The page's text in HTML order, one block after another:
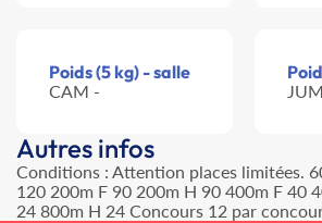
Poids (5 kg) - salle
CAM -
Autres infos
Conditions : Attention places limitées.
120 200m F 90 200m H 90 400m F 40
24 800m H 24 Concours 12 par